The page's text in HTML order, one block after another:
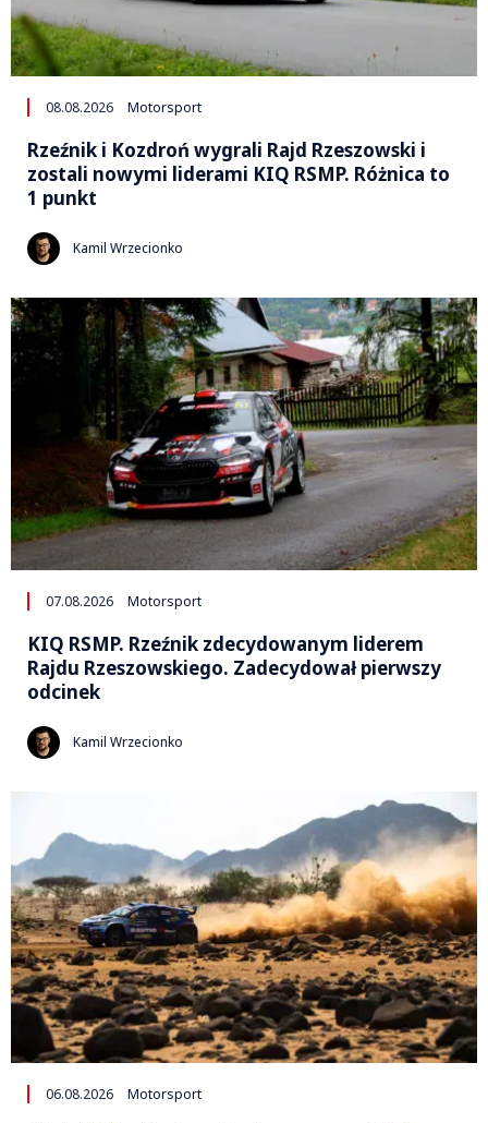
08.08.2026 Motorsport
Rzeźnik i Kozdroń wygrali Rajd Rzeszowski i
zostali nowymi liderami KIQ RSMP. Różnica to
1 punkt
Kamil Wrzecionko
07.08.2026 Motorsport
KIQ RSMP. Rzeźnik zdecydowanym liderem
Rajdu Rzeszowskiego. Zadecydował pierwszy
odcinek
Kamil Wrzecionko
06.08.2026 Motorsport